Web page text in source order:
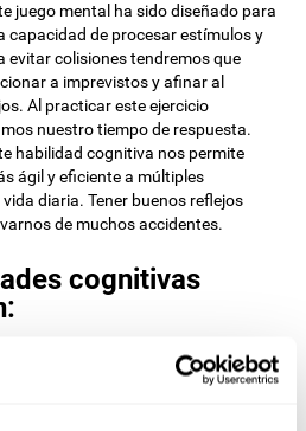
juego mental ha sido diseñado para
capacidad de procesar estímulos y
evitar colisiones tendremos que
a imprevistos y afinar al
Al practicar este ejercicio
nuestro tiempo de respuesta.
habilidad cognitiva nos permite
ágil y eficiente a múltiples
diaria. Tener buenos reflejos
de muchos accidentes.
cognitivas
de nivel tendremos que